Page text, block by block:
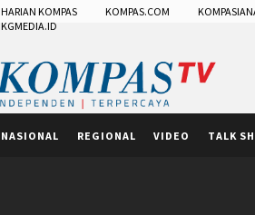
HARIAN KOMPAS KOMPAS.COM
KGMEDIA.ID
NASIONAL REGIONAL VIDEO TALK